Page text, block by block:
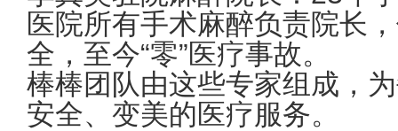
医院所有手术麻醉负责院长
全，至今“零”医疗事故。
棒棒团队由这些专家组成，
安全、变美的医疗服务。